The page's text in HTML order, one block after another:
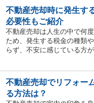
不動産売却時に発生す
必要性もご紹介
不動産売却は人生の中で何
ため、発生する税金の種類
らず、不安に感じている方
不動産売却でリフォー
る方法は？